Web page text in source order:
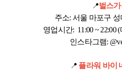
📍벌스
주소: 서울 마포구 성
영업시간: 11:00 ~ 22:00
인스타그램:
📍 플라워 바이